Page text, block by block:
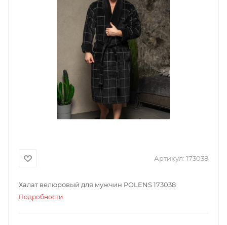
Артикул: 173038
Халат велюровый для мужчин POLENS 173038
Подробности